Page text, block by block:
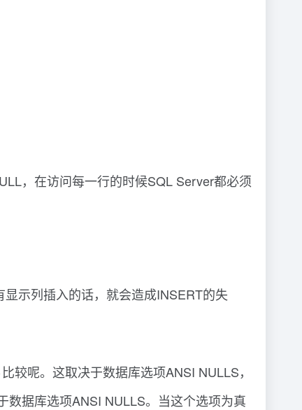
，在访问每一行的时候SQL Server都必须
示列插入的话，就会造成INSERT的失
较呢。这取决于数据库选项ANSI NULLS，
据库选项ANSI NULLS。当这个选项为真